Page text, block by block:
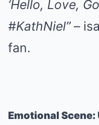
‘Hello, Love,
#KathNiel”–
fan.
Emotional